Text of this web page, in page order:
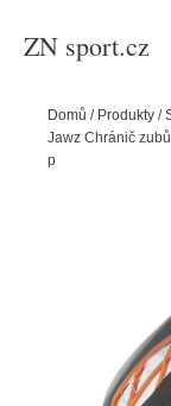
ZN sport.cz
Domů / Produkty /
Jawz Chránič
příchuti